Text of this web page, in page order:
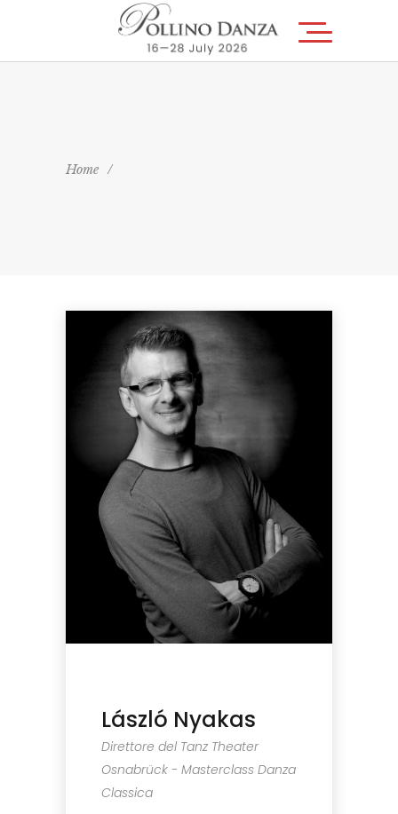
Home /
László Nyakas
Direttore del Tanz Theater
Osnabrück - Masterclass Danza
Classica